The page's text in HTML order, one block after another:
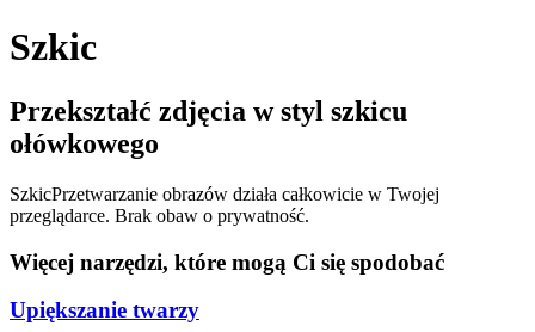
Szkic
Przekształć zdjęcia w styl szkicu
ołówkowego
SzkicPrzetwarzanie obrazów działa całkowicie w Twojej
przeglądarce. Brak obaw o prywatność.
Więcej narzędzi, które mogą Ci się spodobać
Upiększanie twarzy